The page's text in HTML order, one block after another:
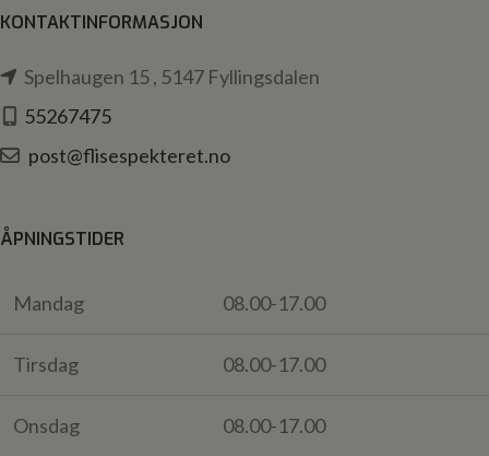
KONTAKTINFORMASJON
Spelhaugen 15 , 5147 Fyllingsdalen
55267475
post@flisespekteret.no
ÅPNINGSTIDER
Mandag 08.00-17.00
Tirsdag 08.00-17.00
Onsdag 08.00-17.00